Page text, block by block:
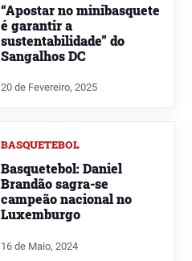
“Apostar no minibasquete
é garantir a
sustentabilidade” do
Sangalhos DC
20 de Fevereiro, 2025
BASQUETEBOL
Basquetebol: Daniel
Brandão sagra-se
campeão nacional no
Luxemburgo
16 de Maio, 2024